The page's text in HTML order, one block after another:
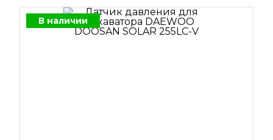
В наличии